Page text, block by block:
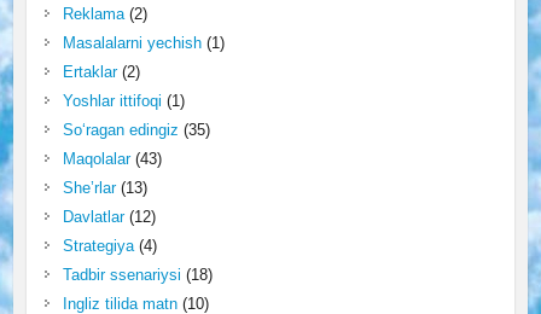
Reklama(2)
Masalalarni yechish(1)
Ertaklar(2)
Yoshlar ittifoqi (1)
So‘ragan edingiz (35)
Maqolalar(43)
She’rlar(13)
Davlatlar(12)
Strategiya(4)
Tadbir ssenariysi (18)
Ingliz tilida matn(10)